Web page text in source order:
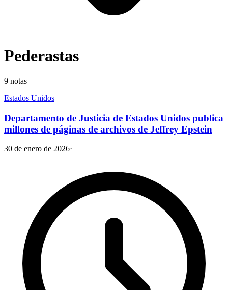
Pederastas
9 notas
Estados Unidos
Departamento de Justicia de Estados Unidos publica
millones de páginas de archivos de Jeffrey Epstein
30 de enero de 2026·